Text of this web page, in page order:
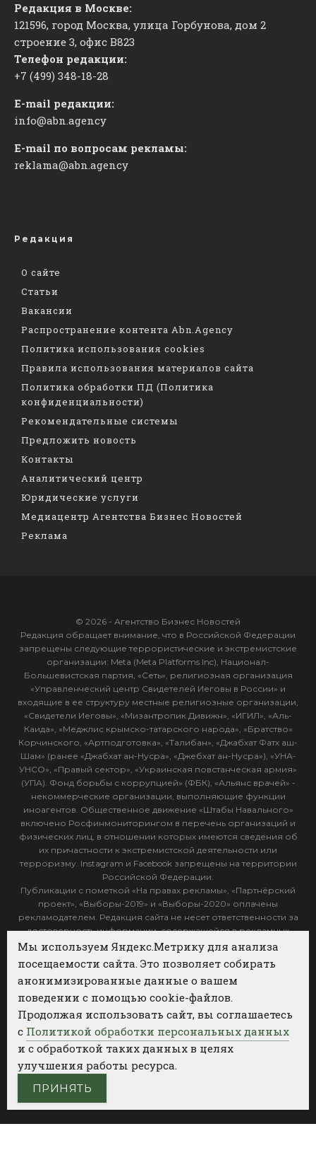
Редакция в Москве:
121596, город Москва, улица Горбунова, дом 2
строение 3, офис ​В823
Телефон редакции:
+7 (499) 348-18-28
E-mail редакции:
info@abn.agency
E-mail по вопросам рекламы:
reklama@abn.agency
Редакция
О сайте
Статьи
Вакансии
Распространение контента Abn.Agency
Политика использования cookies
Правила использования материалов сайта
Политика обработки ПД (Политика
конфиденциальности)
Рекомендательные системы
Предложить новость
Контакты
Аналитический центр
Юридические услуги
Медиацентр Агентства Бизнес Новостей
Реклама
© 2026 - Агентство Бизнес Новостей
Редакция обращает внимание, что в Российской Федерации
запрещены следующие террористические и экстремистские
организации: Meta (Meta Platforms Inc), Национал-
Большевистская партия, «Сеть», религиозная организация
«Управленческий центр Свидетелей Иеговы в России» и
входящие в ее структуру местные религиозные организации,
«Свидетели Иеговы», «Мизантропик Дивижн», «ИГИЛ», «Аль-
Каида», «Меджлис крымско-татарского народа», «Братство»
Корчинского, «Артподготовка», «Талибан», «Джабхат Фатх аш-
Шам» (ранее «Джабхат ан-Нусра», «Джебхат ан-Нусра»), «УНА-
УНСО», «Правый сектор», «Украинская повстанческая армия»
(УПА). Фонд борьбы с коррупцией» (ФБК), «Альянс врачей» -
некоммерческие организации, выполняющие функции
иноагентов. Общественное движение «Штабы Навального»
включено Росфинмониторингом в перечень организаций и
физических лиц, в отношении которых имеются сведения об
их причастности к экстремистской деятельности или
терроризму. Instagram и Facebook запрещены на территории
Российской Федерации.
Публикации с пометкой «На правах рекламы», «Партнёрский
проект», «Выборы-2019» и «Выборы-2020» оплачены
рекламодателем. Редакция сайта не несет ответственности за
достоверность информации, содержащейся в рекламных
объявлениях.
ФОТОБАНК АГЕНТСТВА БИЗНЕС НОВОСТЕЙ
РЕГИОНЫ ПОЛИТИКА ОБЩЕСТВО
Мы используем Яндекс.Метрику для анализа
посещаемости сайта. Это позволяет собирать
анонимизированные данные о вашем
поведении с помощью cookie-файлов.
Продолжая использовать сайт, вы соглашаетесь
с Политикой обработки персональных данных
и с обработкой таких данных в целях
улучшения работы ресурса.
ПРИНЯТЬ